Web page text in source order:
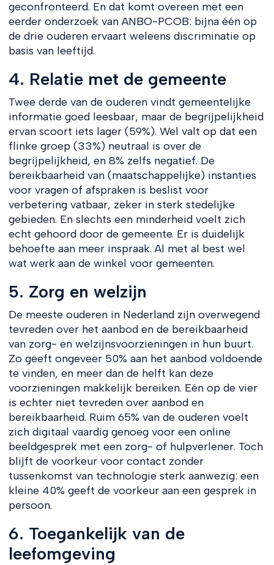
geconfronteerd. En dat komt overeen met een
eerder onderzoek van ANBO-PCOB: bijna één op
de drie ouderen ervaart weleens discriminatie op
basis van leeftijd.
4. Relatie met de gemeente
Twee derde van de ouderen vindt gemeentelijke
informatie goed leesbaar, maar de begrijpelijkheid
ervan scoort iets lager (59%). Wel valt op dat een
flinke groep (33%) neutraal is over de
begrijpelijkheid, en 8% zelfs negatief. De
bereikbaarheid van (maatschappelijke) instanties
voor vragen of afspraken is beslist voor
verbetering vatbaar, zeker in sterk stedelijke
gebieden. En slechts een minderheid voelt zich
echt gehoord door de gemeente. Er is duidelijk
behoefte aan meer inspraak. Al met al best wel
wat werk aan de winkel voor gemeenten.
5. Zorg en welzijn
De meeste ouderen in Nederland zijn overwegend
tevreden over het aanbod en de bereikbaarheid
van zorg- en welzijnsvoorzieningen in hun buurt.
Zo geeft ongeveer 50% aan het aanbod voldoende
te vinden, en meer dan de helft kan deze
voorzieningen makkelijk bereiken. Eén op de vier
is echter niet tevreden over aanbod en
bereikbaarheid. Ruim 65% van de ouderen voelt
zich digitaal vaardig genoeg voor een online
beeldgesprek met een zorg- of hulpverlener. Toch
blijft de voorkeur voor contact zonder
tussenkomst van technologie sterk aanwezig: een
kleine 40% geeft de voorkeur aan een gesprek in
persoon.
6. Toegankelijk van de
leefomgeving